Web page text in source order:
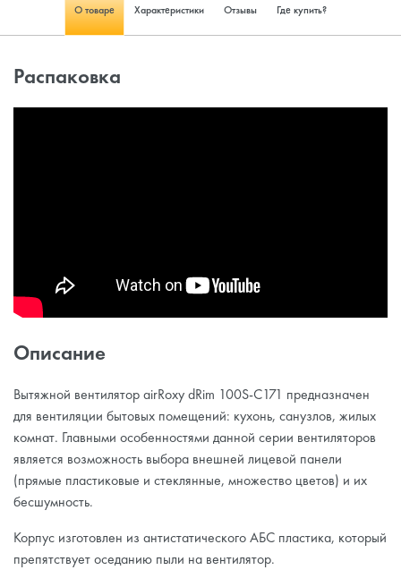
О товаре Характеристики Отзывы Где купить?
Распаковка
Описание
Вытяжной вентилятор airRoxy dRim 100S-C171 предназначен
для вентиляции бытовых помещений: кухонь, санузлов, жилых
комнат. Главными особенностями данной серии вентиляторов
является возможность выбора внешней лицевой панели
(прямые пластиковые и стеклянные, множество цветов) и их
бесшумность.
Корпус изготовлен из антистатического АБС пластика, который
препятствует оседанию пыли на вентилятор.